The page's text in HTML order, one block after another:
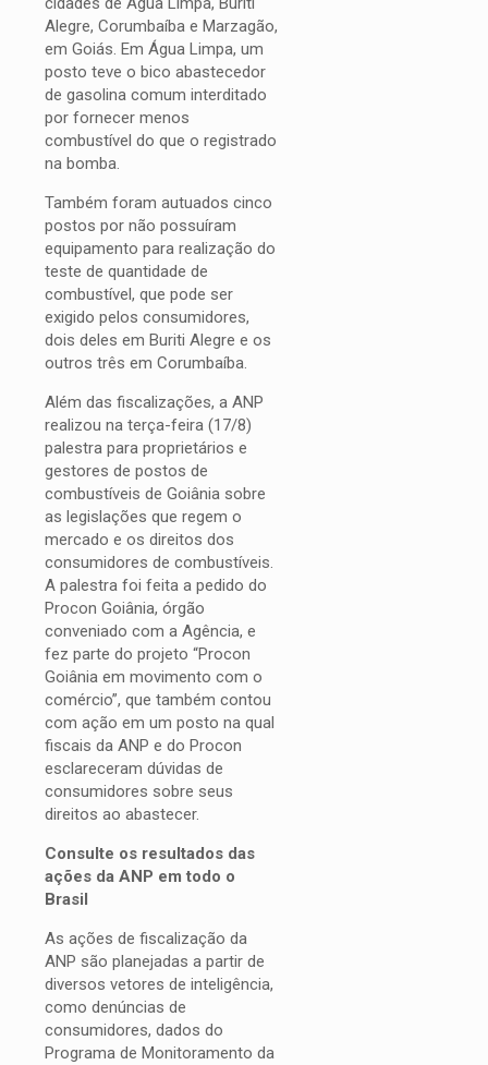
Alegre, Corumbaíba e Marzagão,
em Goiás. Em Água Limpa, um
posto teve o bico abastecedor
de gasolina comum interditado
por fornecer menos
combustível do que o registrado
na bomba.
Também foram autuados cinco
postos por não possuíram
equipamento para realização do
teste de quantidade de
combustível, que pode ser
exigido pelos consumidores,
dois deles em Buriti Alegre e os
outros três em Corumbaíba.
Além das fiscalizações, a ANP
realizou na terça-feira (17/8)
palestra para proprietários e
gestores de postos de
combustíveis de Goiânia sobre
as legislações que regem o
mercado e os direitos dos
consumidores de combustíveis.
A palestra foi feita a pedido do
Procon Goiânia, órgão
conveniado com a Agência, e
fez parte do projeto “Procon
Goiânia em movimento com o
comércio”, que também contou
com ação em um posto na qual
fiscais da ANP e do Procon
esclareceram dúvidas de
consumidores sobre seus
direitos ao abastecer.
Consulte os resultados das
ações da ANP em todo o
Brasil
As ações de fiscalização da
ANP são planejadas a partir de
diversos vetores de inteligência,
como denúncias de
consumidores, dados do
Programa de Monitoramento da